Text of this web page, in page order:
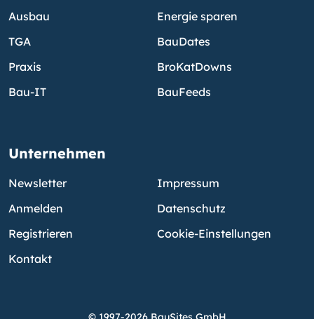
Ausbau
TGA
Praxis
Bau-IT
Energie sparen
BauDates
BroKatDowns
BauFeeds
Unternehmen
Newsletter
Anmelden
Registrieren
Kontakt
Impressum
Datenschutz
Cookie-Einstellungen